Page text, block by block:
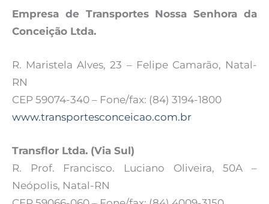
Empresa de Transportes Nossa Senhora da
Conceição Ltda.
R. Maristela Alves, 23 – Felipe Camarão, Natal-
RN
CEP 59074-340 – Fone/fax: (84) 3194-1800
www.transportesconceicao.com.br
Transflor Ltda. (Via Sul)
R. Prof. Francisco. Luciano Oliveira, 50A –
Neópolis, Natal-RN